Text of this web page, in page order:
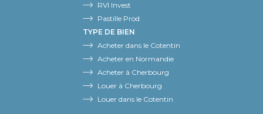
RVI Invest
Pastille Prod
TYPE DE BIEN
Acheter dans le Cotentin
Acheter en Normandie
Acheter à Cherbourg
Louer à Cherbourg
Louer dans le Cotentin